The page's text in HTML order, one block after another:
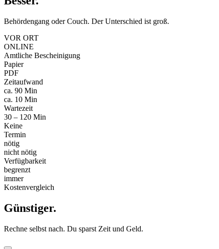
Behördengang oder Couch. Der Unterschied ist groß.
VOR ORT
ONLINE
Amtliche Bescheinigung
Papier
PDF
Zeitaufwand
ca. 90 Min
ca. 10 Min
Wartezeit
30 – 120 Min
Keine
Termin
nötig
nicht nötig
Verfügbarkeit
begrenzt
immer
Kostenvergleich
Günstiger.
Rechne selbst nach. Du sparst Zeit und Geld.